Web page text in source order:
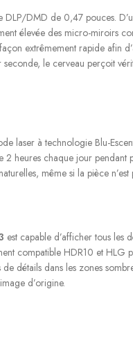
DLP/DMD de 0,47 pouces.
élevée des micro-miroirs
extrêmement rapide afin
le cerveau perçoit
laser à technologie Blu-
chaque jour
même si la pièce n’est
est capable d’afficher tous les
compatible HDR10 et
détails dans les zones
d’origine.